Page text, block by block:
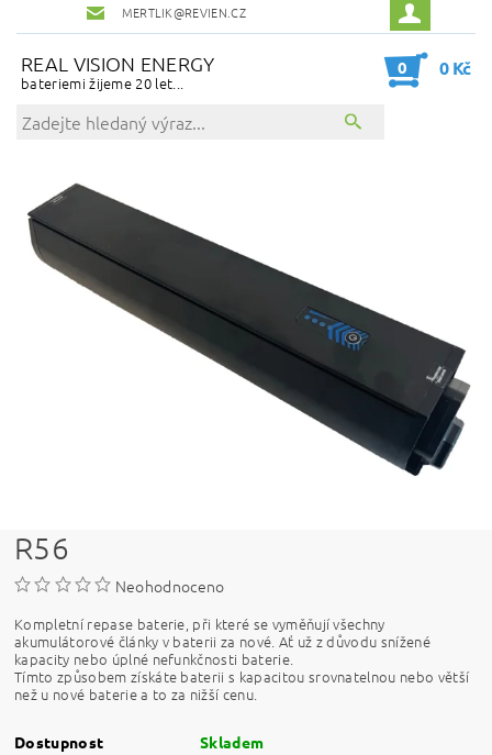
MERTLIK@REVIEN.CZ
REAL VISION ENERGY
bateriemi žijeme 20 let...
0 0 Kč
R56
Neohodnoceno
Kompletní repase baterie, při které se vyměňují všechny
akumulátorové články v baterii za nové. Ať už z důvodu snížené
kapacity nebo úplné nefunkčnosti baterie.
Tímto způsobem získáte baterii s kapacitou srovnatelnou nebo větší
než u nové baterie a to za nižší cenu.
Dostupnost
Skladem